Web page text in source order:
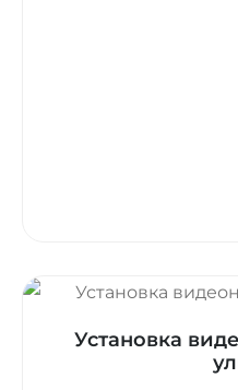
Установка